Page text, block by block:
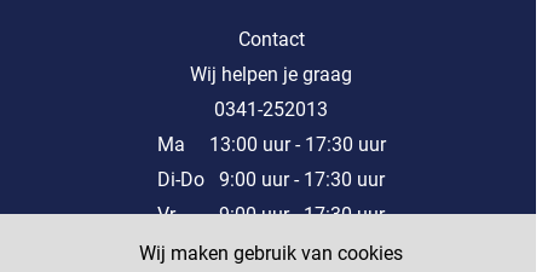
Wij maken gebruik van cookies
Contact
Wij helpen je graag
0341-252013
Ma 13:00 uur - 17:30 uur
Di-Do 9:00 uur - 17:30 uur
Vr 9:00 uur - 17:30 uur
Za 9:00 uur - 17:00 uur